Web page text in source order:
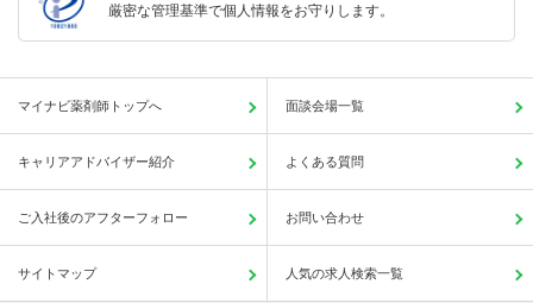
厳密な管理基準で個人情報をお守りします。
マイナビ薬剤師トップへ 面談会場一覧
キャリアアドバイザー紹介 よくある質問
ご入社後のアフターフォロー お問い合わせ
サイトマップ 人気の求人検索一覧